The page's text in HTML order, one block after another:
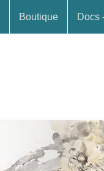
Boutique Docs